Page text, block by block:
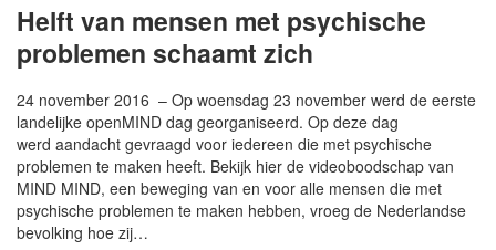
Helft van mensen met psychische
problemen schaamt zich
24 november 2016 – Op woensdag 23 november werd de eerste
landelijke openMIND dag georganiseerd. Op deze dag
werd aandacht gevraagd voor iedereen die met psychische
problemen te maken heeft. Bekijk hier de videoboodschap van
MIND MIND, een beweging van en voor alle mensen die met
psychische problemen te maken hebben, vroeg de Nederlandse
bevolking hoe zij…